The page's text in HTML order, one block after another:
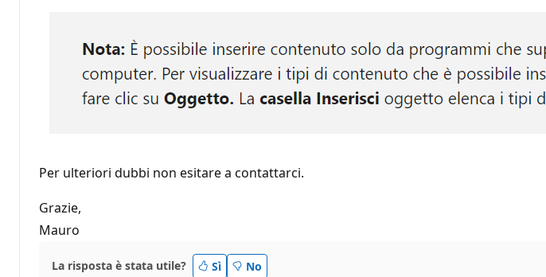
Per ulteriori dubbi non esitare a contattarci.
Grazie,
Mauro
La risposta è stata utile? Sì No